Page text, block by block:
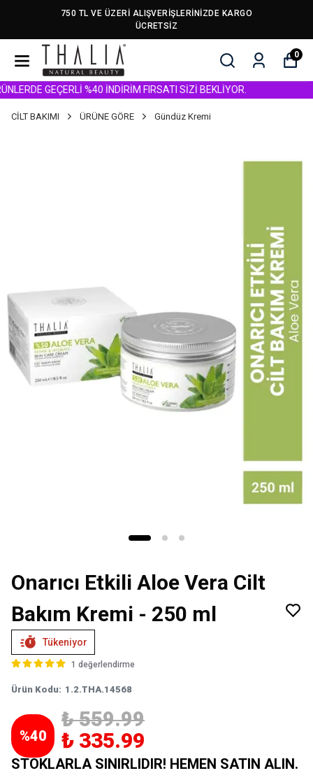
750 TL VE ÜZERİ ALIŞVERİŞLERİNİZDE KARGO
ÜCRETSİZ
0
GEÇERLİ %40 İNDİRİM FIRSATI SİZİ BEKLİYOR.
CİLT BAKIMI ÜRÜNE GÖRE Gündüz Kremi
Onarıcı Etkili Aloe Vera Cilt
Bakım Kremi - 250 ml
Tükeniyor
1 değerlendirme
Ürün Kodu: 1.2.THA.14568
%40
₺ 559.99
₺ 335.99
STOKLARLA SINIRLIDIR! HEMEN SATIN ALIN.